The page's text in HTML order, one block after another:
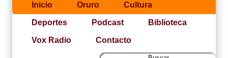
Inicio Oruro Cultura
Deportes Podcast Biblioteca
Vox Radio Contacto